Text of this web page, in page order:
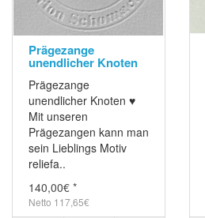
Prägezange
unendlicher Knoten
Prägezange
unendlicher Knoten ♥
Mit unseren
Prägezangen kann man
sein Lieblings Motiv
reliefa..
140,00€ *
Netto 117,65€